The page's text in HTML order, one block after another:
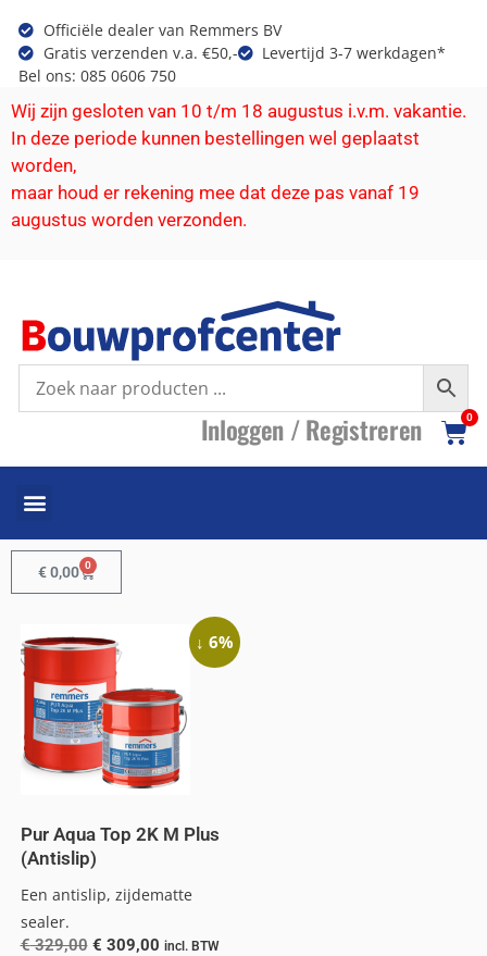
Officiële dealer van Remmers BV
Gratis verzenden v.a. €50,-
Levertijd 3-7 werkdagen*
Bel ons: 085 0606 750
Wij zijn gesloten van 10 t/m 18 augustus i.v.m. vakantie.
In deze periode kunnen bestellingen wel geplaatst
worden,
maar houd er rekening mee dat deze pas vanaf 19
augustus worden verzonden.
Inloggen /Registreren 0
€0,00 0
↓ 6%
Pur Aqua Top 2K M Plus
(Antislip)
Een antislip, zijdematte
sealer.
€329,00 € 309,00 incl. BTW